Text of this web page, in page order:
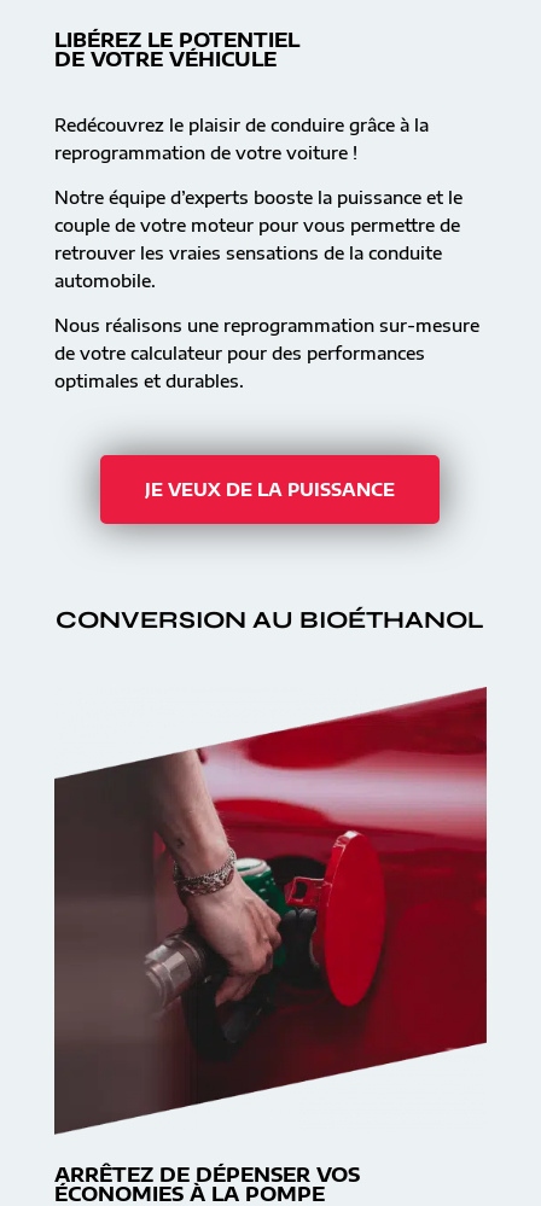
LIBÉREZ LE POTENTIEL
DE VOTRE VÉHICULE
Redécouvrez le plaisir de conduire grâce à la
reprogrammation de votre voiture !
Notre équipe d’experts booste la puissance et le
couple de votre moteur pour vous permettre de
retrouver les vraies sensations de la conduite
automobile.
Nous réalisons une reprogrammation sur-mesure
de votre calculateur pour des performances
optimales et durables.
JE VEUX DE LA PUISSANCE
CONVERSION AU BIOÉTHANOL
ARRÊTEZ DE DÉPENSER VOS
ÉCONOMIES À LA POMPE